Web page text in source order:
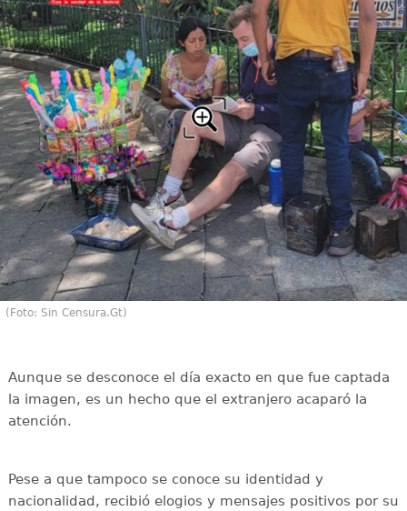
(Foto: Sin Censura.Gt)
Aunque se desconoce el día exacto en que fue captada
la imagen, es un hecho que el extranjero acaparó la
atención.
Pese a que tampoco se conoce su identidad y
nacionalidad, recibió elogios y mensajes positivos por su